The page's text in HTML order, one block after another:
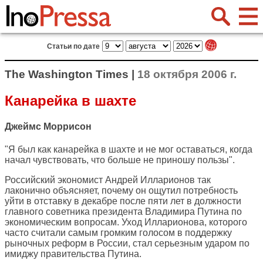
Статьи по дате
The Washington Times | 18 октября 2006 г.
Канарейка в шахте
Джеймс Моррисон
"Я был как канарейка в шахте и не мог оставаться, когда
начал чувствовать, что больше не приношу пользы".
Российский экономист Андрей Илларионов так
лаконично объясняет, почему он ощутил потребность
уйти в отставку в декабре после пяти лет в должности
главного советника президента Владимира Путина по
экономическим вопросам. Уход Илларионова, которого
часто считали самым громким голосом в поддержку
рыночных реформ в России, стал серьезным ударом по
имиджу правительства Путина.